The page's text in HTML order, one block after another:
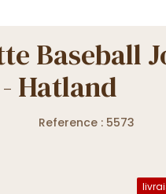
Baseball
Hatland
Reference : 5573